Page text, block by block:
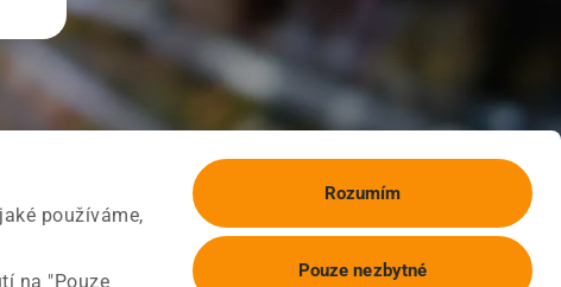
používáme,
na "Pouze
Rozumím
Pouze nezbytné